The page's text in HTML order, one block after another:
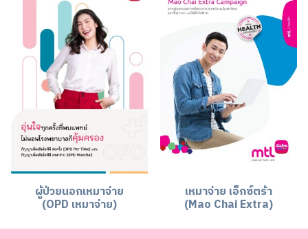
ผู้ป่วยนอกเหมาจ่าย
(OPD เหมาจ่าย)
เหมาจ่าย เอ็กซ์ตร้า
(Mao Chai Extra)